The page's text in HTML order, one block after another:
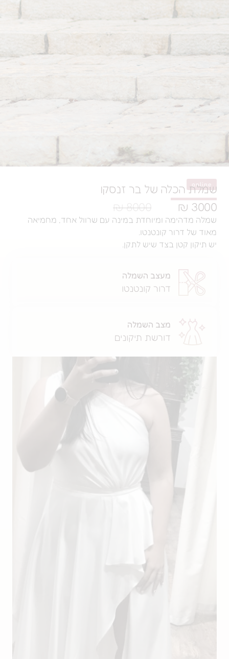
של בר זנסקו
8000 ₪
ומיוחדת במינה עם שרוול אחד, מחמיאה
קונטנטו.
בצד שיש לתקן.
מעצב השמלה
דרור קונטנטו
מצב השמלה
דורשת תיקונים